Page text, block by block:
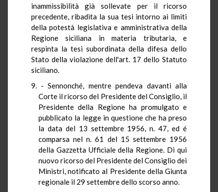
inammissibilità già sollevate per il ricorso
precedente, ribadita la sua tesi intorno ai limiti
della potestà legislativa e amministrativa della
Regione siciliana in materia tributaria, e
respinta la tesi subordinata della difesa dello
Stato della violazione dell'art. 17 dello Statuto
siciliano.
- Sennonché, mentre pendeva davanti alla
Corte il ricorso del Presidente del Consiglio, il
Presidente della Regione ha promulgato e
pubblicato la legge in questione che ha preso
la data del 13 settembre 1956, n. 47, ed é
comparsa nel n. 61 del 15 settembre 1956
della Gazzetta Ufficiale della Regione. Di qui
nuovo ricorso del Presidente del Consiglio dei
Ministri, notificato al Presidente della Giunta
regionale il 29 settembre dello scorso anno.